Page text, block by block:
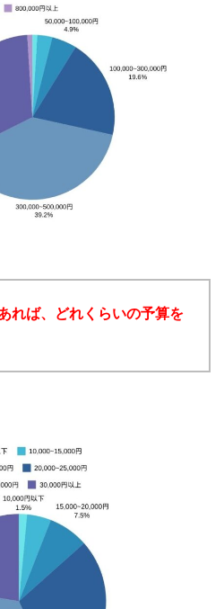
れば、どれくらいの予算を